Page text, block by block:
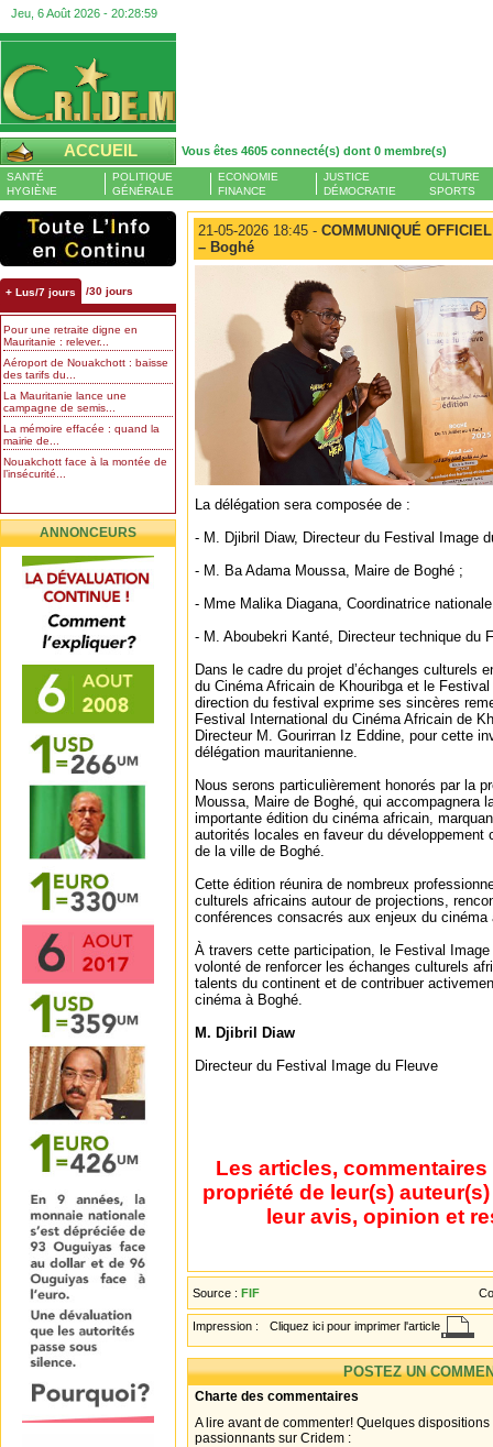
Jeu, 6 Août 2026 - 20:28:59
ACCUEIL Vous êtes 4605 connecté(s) dont 0 membre(s)
SANTÉ
HYGIÈNE
POLITIQUE
GÉNÉRALE
ECONOMIE
FINANCE
JUSTICE
DÉMOCRATIE
CULTURE
SPORTS
+ Lus/7 jours /30 jours
Pour une retraite digne en
Mauritanie : relever...
Aéroport de Nouakchott : baisse
des tarifs du...
La Mauritanie lance une
campagne de semis...
La mémoire effacée : quand la
mairie de...
Nouakchott face à la montée de
l’insécurité...
ANNONCEURS
21-05-2026 18:45 - COMMUNIQUÉ
– Boghé
La délégation sera composée de :
- M. Djibril Diaw, Directeur du Festival Image
- M. Ba Adama Moussa, Maire de Boghé ;
- Mme Malika Diagana, Coordinatrice
- M. Aboubekri Kanté, Directeur technique du
Dans le cadre du projet d’échanges culturels
du Cinéma Africain de Khouribga et le
direction du festival exprime ses sincères
Festival International du Cinéma Africain de
Directeur M. Gourirran Iz Eddine, pour cette
délégation mauritanienne.
Nous serons particulièrement honorés par la
Moussa, Maire de Boghé, qui accompagnera
importante édition du cinéma africain,
autorités locales en faveur du développement
de la ville de Boghé.
Cette édition réunira de nombreux
culturels africains autour de projections,
conférences consacrés aux enjeux du cinéma
À travers cette participation, le Festival
volonté de renforcer les échanges culturels
talents du continent et de contribuer
cinéma à Boghé.
M. Djibril Diaw
Directeur du Festival Image du Fleuve
Les articles,
propriété de leur(s)
leur avis, opinion et
Source : FIF
Impression : Cliquez ici pour imprimer l'article
POSTEZ UN
Charte des commentaires
A lire avant de commenter! Quelques
passionnants sur Cridem :